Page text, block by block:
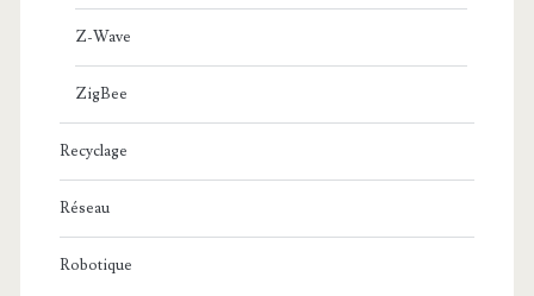
Z-Wave
ZigBee
Recyclage
Réseau
Robotique